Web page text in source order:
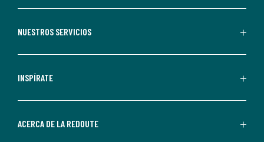
aceptas
comerciales
personalizadas
parte
NUESTROS SERVICIOS
INSPÍRATE
ACERCA DE LA REDOUTE